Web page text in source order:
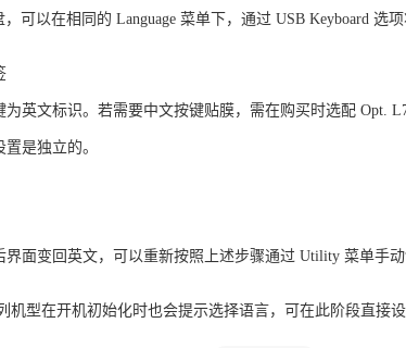
，可以在相同的 Language 菜单下，通过 USB Keyboard 选
为英文标识。若需要中文按键贴膜，需在购买时选配 Opt.
置是独立的。
界面变回英文，可以重新按照上述步骤通过 Utility 菜单手
机型在开机初始化时也会提示选择语言，可在此阶段直接